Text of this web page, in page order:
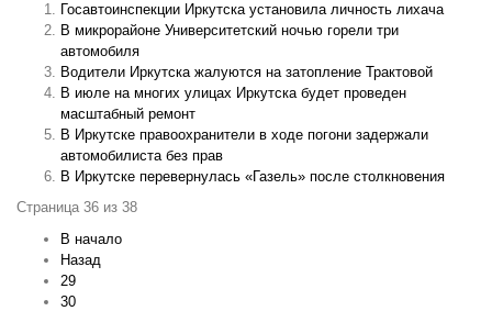
Госавтоинспекции Иркутска установила личность лихача
В микрорайоне Университетский ночью горели три
автомобиля
Водители Иркутска жалуются на затопление Трактовой
В июле на многих улицах Иркутска будет проведен
масштабный ремонт
В Иркутске правоохранители в ходе погони задержали
автомобилиста без прав
В Иркутске перевернулась «Газель» после столкновения
Страница 36 из 38
В начало
Назад
29
30